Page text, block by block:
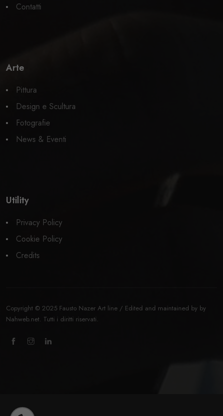
Contatti
Arte
Pittura
Design e Scultura
Fotografie
News & Eventi
Utility
Privacy Policy
Cookie Policy
Credits
Copyright © 2025 Fausto Nazer Art line / Edited and maintained by by
Nahweb.net. Tutti i diritti riservati.